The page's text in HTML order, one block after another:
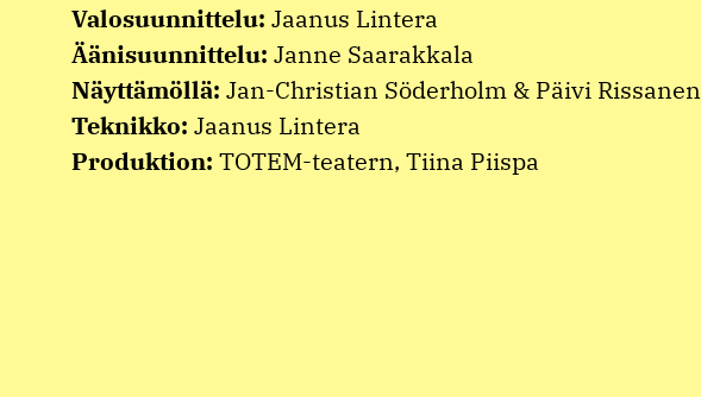
Valosuunnittelu: Jaanus Lintera
Äänisuunnittelu: Janne Saarakkala
Näyttämöllä: Jan-Christian Söderholm & Päivi Rissanen
Teknikko: Jaanus Lintera
Produktion: TOTEM-teatern, Tiina Piispa